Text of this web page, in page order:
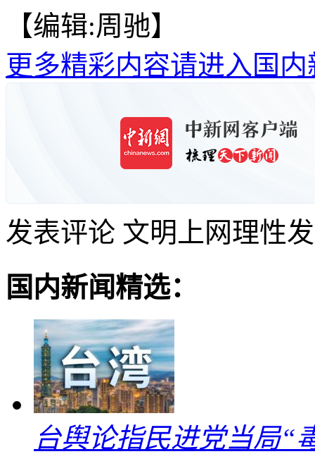
【编辑:周驰】
更多精彩内容请进入国内
发表评论 文明上网理性
国内新闻精选：
台舆论指民进党当局“